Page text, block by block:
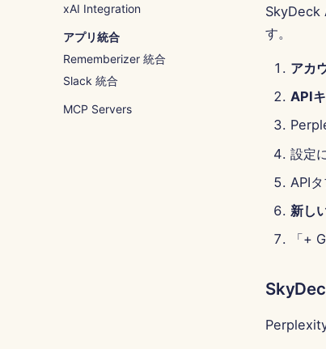
xAI Integration
アプリ統合
Rememberizer 統合
Slack 統合
MCP Servers
SkyDeck
す。
アカ
API
設定
API
新し
「+